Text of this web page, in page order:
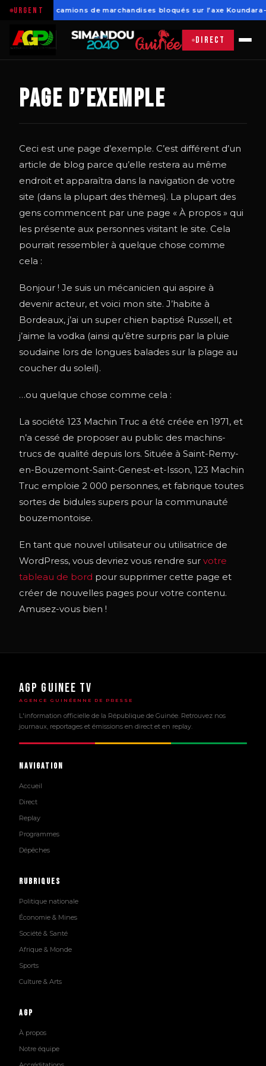
URGENT
Plusieurs camions de marchandises bloqués sur l’axe
DIRECT
Page d’exemple
Ceci est une page d’exemple. C’est différent d’un
article de blog parce qu’elle restera au même
endroit et apparaîtra dans la navigation de votre
site (dans la plupart des thèmes). La plupart des
gens commencent par une page « À propos » qui
les présente aux personnes visitant le site. Cela
pourrait ressembler à quelque chose comme
cela :
Bonjour ! Je suis un mécanicien qui aspire à
devenir acteur, et voici mon site. J’habite à
Bordeaux, j’ai un super chien baptisé Russell, et
j’aime la vodka (ainsi qu’être surpris par la pluie
soudaine lors de longues balades sur la plage au
coucher du soleil).
…ou quelque chose comme cela :
La société 123 Machin Truc a été créée en 1971, et
n’a cessé de proposer au public des machins-
trucs de qualité depuis lors. Située à Saint-Remy-
en-Bouzemont-Saint-Genest-et-Isson, 123 Machin
Truc emploie 2 000 personnes, et fabrique toutes
sortes de bidules supers pour la communauté
bouzemontoise.
En tant que nouvel utilisateur ou utilisatrice de
WordPress, vous devriez vous rendre sur votre
tableau de bord pour supprimer cette page et
créer de nouvelles pages pour votre contenu.
Amusez-vous bien !
AGP GUINEE TV
AGENCE GUINÉENNE DE PRESSE
L'information officielle de la République de Guinée. Retrouvez nos
journaux, reportages et émissions en direct et en replay.
Navigation
Accueil
Direct
Replay
Programmes
Dépêches
Rubriques
Politique nationale
Économie & Mines
Société & Santé
Afrique & Monde
Sports
Culture & Arts
AGP
À propos
Notre équipe